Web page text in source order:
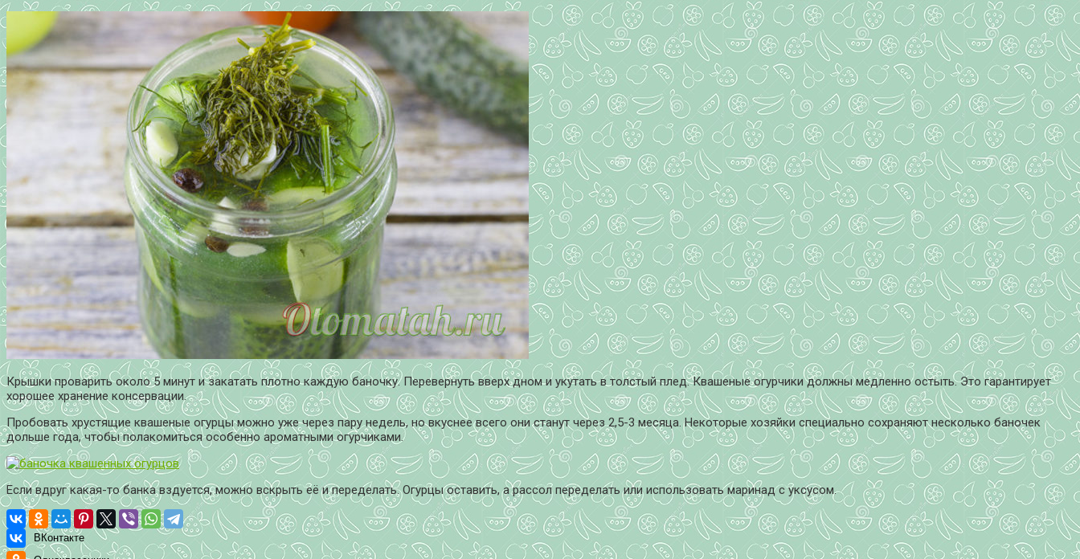
Крышки проварить около 5 минут и закатать плотно каждую баночку. Перевернуть вверх дном и укутать в толстый плед. Квашеные огурчики должны медленно остыть. Это гарантирует
хорошее хранение консервации.
Пробовать хрустящие квашеные огурцы можно уже через пару недель, но вкуснее всего они станут через 2,5-3 месяца. Некоторые хозяйки специально сохраняют несколько баночек
дольше года, чтобы полакомиться особенно ароматными огурчиками.
Если вдруг какая-то банка вздуется, можно вскрыть её и переделать. Огурцы оставить, а рассол переделать или использовать маринад с уксусом.
ВКонтакте